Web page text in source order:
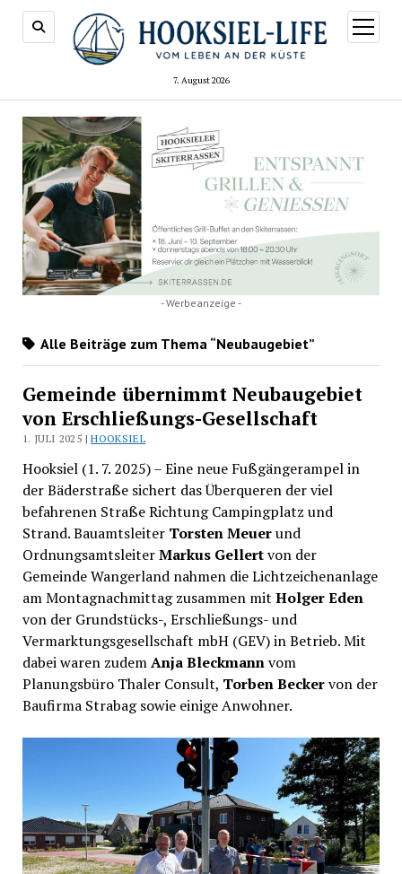
7. August 2026
Menü
öffnen
- Werbeanzeige -
Alle Beiträge zum Thema “Neubaugebiet”
Gemeinde übernimmt Neubaugebiet
von Erschließungs-Gesellschaft
1. JULI 2025 |HOOKSIEL
Hooksiel (1. 7. 2025) – Eine neue Fußgängerampel in
der Bäderstraße sichert das Überqueren der viel
befahrenen Straße Richtung Campingplatz und
Strand. BauamtsleiterTorsten Meuerund
OrdnungsamtsleiterMarkus Gellertvon der
Gemeinde Wangerland nahmen die Lichtzeichenanlage
am Montagnachmittag zusammen mit Holger Eden
von der Grundstücks-, Erschließungs- und
Vermarktungsgesellschaft mbH (GEV) in Betrieb. Mit
dabei waren zudemAnja Bleckmannvom
Planungsbüro Thaler Consult, Torben Beckervon der
Baufirma Strabag sowie einige Anwohner.